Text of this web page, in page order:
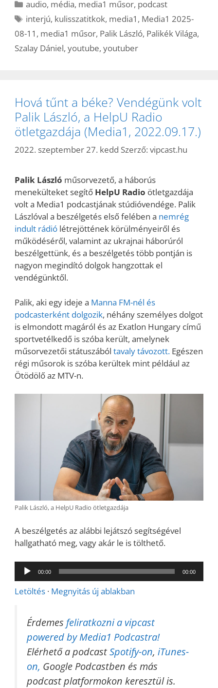
Kategória
audio, média, media1 műsor, podcast
Címkék
interjú, kulisszatitkok, media1 , Media1 2025-
08-11 , media1 műsor, Palik László, Palikék Világa,
Szalay Dániel, youtube, youtuber
Hová tűnt a béke? Vendégünk volt
Palik László, a HelpU Radio
ötletgazdája (Media1, 2022.09.17.)
2022. szeptember 27. kedd Szerző: vipcast.hu
Palik László műsorvezető, a háborús
menekülteket segítő HelpU Radio ötletgazdája
volt a Media1 podcastjának stúdióvendége. Palik
Lászlóval a beszélgetés első felében a nemrég
indult rádió létrejöttének körülményeiről és
működéséről, valamint az ukrajnai háborúról
beszélgettünk, és a beszélgetés több pontján is
nagyon megindító dolgok hangzottak el
vendégünktől.
Palik, aki egy ideje a Manna FM-nél és
podcasterként dolgozik, néhány személyes dolgot
is elmondott magáról és az Exatlon Hungary című
sportvetélkedő is szóba került, amelynek
műsorvezetői státuszából tavaly távozott. Egészen
régi műsorok is szóba kerültek mint például az
Ötödölő az MTV-n.
Palik László, a HelpU Radio ötletgazdája
A beszélgetés az alábbi lejátszó segítségével
hallgatható meg, vagy akár le is tölthető.
Audió
lejátszó
00:00 00:00
Letöltés · Megnyitás új ablakban
Érdemes feliratkozni a vipcast
powered by Media1 Podcastra!
Elérhető a podcastSpotify-on, iTunes-
on, Google Podcastben és más
podcast platformokon keresztül is.